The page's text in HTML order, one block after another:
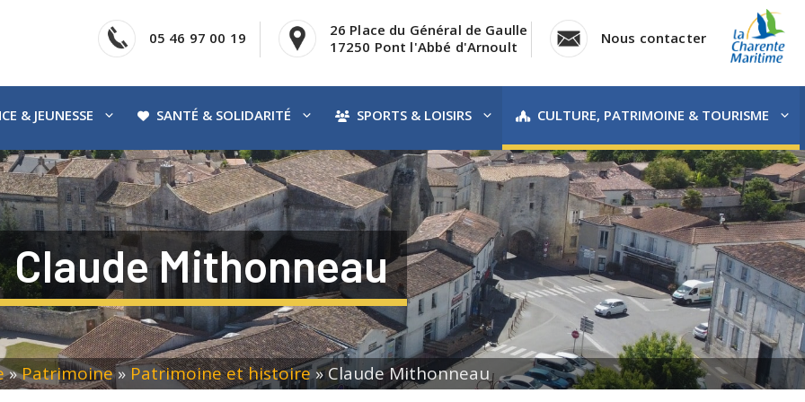
05 46 97 00 19
26 Place du Général de Gaulle
17250 Pont l'Abbé d'Arnoult
Nous contacter
& JEUNESSE SANTÉ & SOLIDARITÉ SPORTS & LOISIRS CULTURE, PATRIMOINE & TOURISME
Claude Mithonneau
»Patrimoine»Patrimoine et histoire»Claude Mithonneau